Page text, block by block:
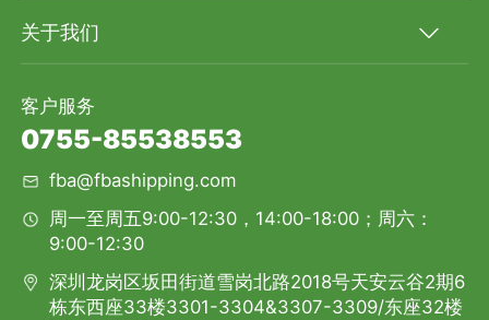
关于我们
客户服务
0755-85538553
fba@fbashipping.com
周一至周五9:00-12:30，14:00-18:00；周六：
9:00-12:30
深圳龙岗区坂田街道雪岗北路2018号天安云谷2期6
栋东西座33楼3301-3304&3307-3309/东座32楼